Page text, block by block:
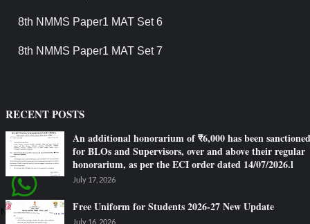
8th NMMS Paper1 MAT Set 6
8th NMMS Paper1 MAT Set 7
RECENT POSTS
An additional honorarium of ₹6,000 has been sanctioned
for BLOs and Supervisors, over and above their regular
honorarium, as per the ECI order dated 14/07/2026.l
July 17, 2026
Free Uniform for Students 2026-27 New Update
July 16, 2026
Need Help?